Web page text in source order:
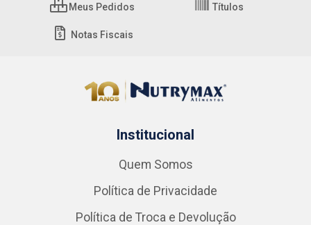
Meus Pedidos Títulos
Notas Fiscais
Institucional
Quem Somos
Política de Privacidade
Política de Troca e Devolução